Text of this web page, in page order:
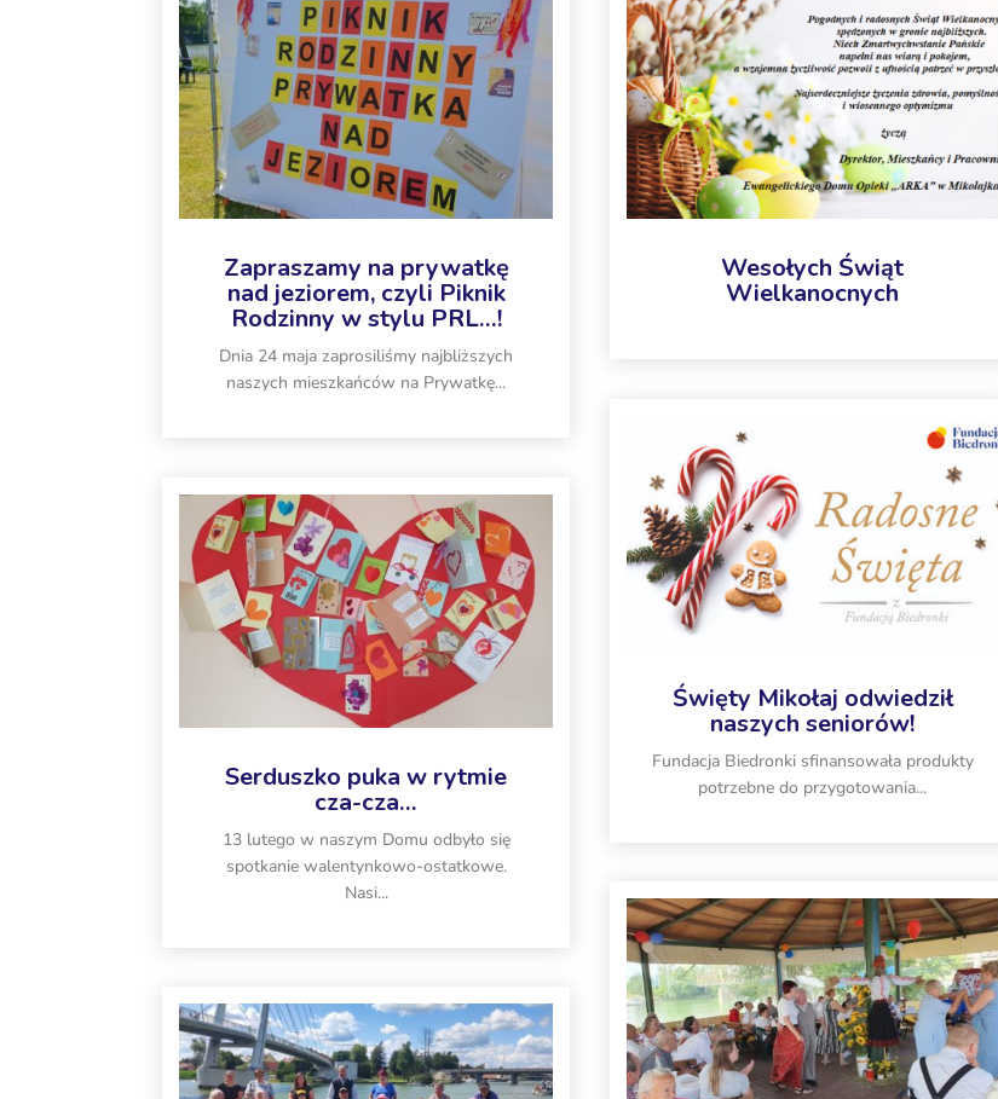
Zapraszamy na prywatkę
nad jeziorem, czyli Piknik
Rodzinny w stylu PRL…!
Dnia 24 maja zaprosiliśmy najbliższych
naszych mieszkańców na Prywatkę...
Serduszko puka w rytmie
cza-cza…
13 lutego w naszym Domu odbyło się
spotkanie walentynkowo-ostatkowe.
Nasi...
Wesołych Świąt
Wielkanocnych
Święty Mikołaj odwiedził
naszych seniorów!
Fundacja Biedronki sfinansowała produkty
potrzebne do przygotowania...